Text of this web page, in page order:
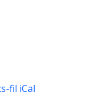
fil iCal